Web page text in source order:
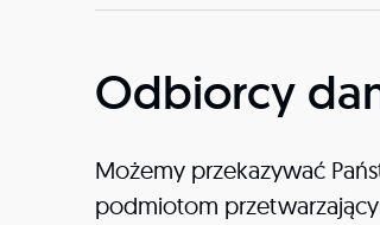
Odbiorcy
Możemy przekazywać
podmiotom